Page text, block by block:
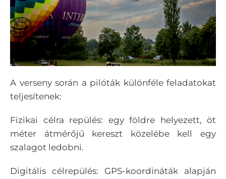
A verseny során a pilóták különféle feladatokat
teljesítenek:
Fizikai célra repülés: egy földre helyezett, öt
méter átmérőjű kereszt közelébe kell egy
szalagot ledobni.
Digitális célrepülés: GPS-koordináták alapján